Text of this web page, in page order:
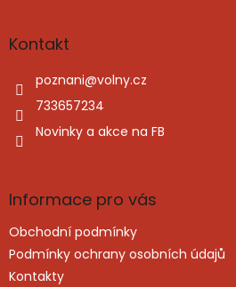
aKontakt
poznani@volny.cz
733657234
Novinky a akce na FB
Informace pro vás
Obchodní podmínky
Podmínky ochrany osobních údajů
Kontakty